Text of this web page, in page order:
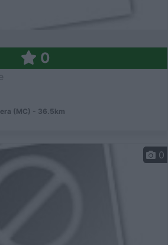
0
(MC) - 36.5km
0